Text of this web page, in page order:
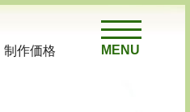
MENU
制作価格